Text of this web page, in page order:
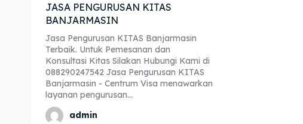
JASA PENGURUSAN KITAS
BANJARMASIN
Jasa Pengurusan KITAS Banjarmasin
Terbaik. Untuk Pemesanan dan
Konsultasi Kitas Silakan Hubungi Kami di
088290247542 Jasa Pengurusan KITAS
Banjarmasin - Centrum Visa menawarkan
layanan pengurusan...
admin